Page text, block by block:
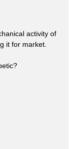
activity of
it for market.